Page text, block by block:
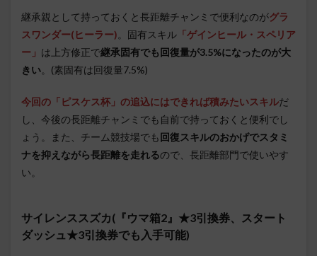
継承親として持っておくと長距離チャンミで便利なのがグラ
スワンダー(ヒーラー)。固有スキル 「ゲインヒール・スペリア
ー」 は上方修正で継承固有でも回復量が3.5%になったのが大
きい。(素固有は回復量7.5%)
今回の「ピスケス杯」の追込にはできれば積みたいスキルだ
し、今後の長距離チャンミでも自前で持っておくと便利でし
ょう。また、チーム競技場でも回復スキルのおかげでスタミ
ナを抑えながら長距離を走れるので、長距離部門で使いやす
い。
サイレンススズカ(『ウマ箱2』★3引換券、スタート
ダッシュ★3引換券でも入手可能)